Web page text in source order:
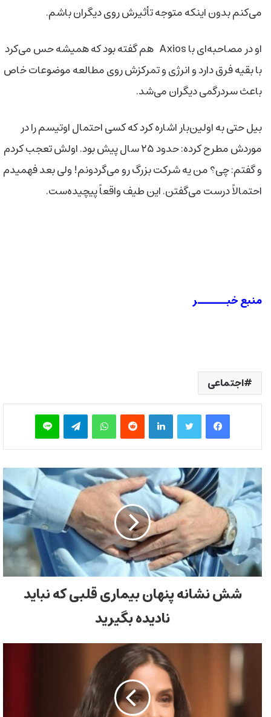
می‌کنم بدون اینکه متوجه تأثیرش روی دیگران باشم.
او در مصاحبه‌ای با Axios هم گفته بود که همیشه حس می‌کرد
با بقیه فرق دارد و انرژی و تمرکزش روی مطالعه موضوعات خاص
باعث سردرگمی دیگران می‌شد.
بیل حتی به اولین‌بار اشاره کرد که کسی احتمال اوتیسم را در
موردش مطرح کرده: حدود ۲۵ سال پیش بود. اولش تعجب کردم
و گفتم: چی؟ من یه شرکت بزرگ رو می‌گردونم! ولی بعد فهمیدم
احتمالاً درست می‌گفتن. این طیف واقعاً پیچیده‌ست.
منبع خبــــــر
اجتماعی
فیس بوک توییتر لینکدین‫رددیت واتس آپ تلگرام لاین
شش نشانه پنهان بیماری قلبی که نباید
نادیده بگیرید